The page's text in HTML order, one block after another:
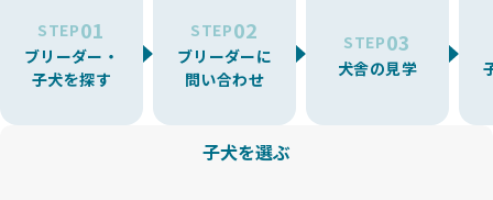
BreederFamiliesでは、アニマルウェルフェアを最優先に考
えた6つの絶対基準と12の総合基準を設定しています。これに
ことを徹底しています。
BreederFamiliesでは、以下の6項目を必須条件とし、これら
たりストレスを抱えたりするリスクが高まります。
「少数の犬種に集中」の詳細はこちら
すが、無計画な交配には健康リスクが伴います。異なる犬種
の特徴を持つことで予測しにくい健康問題が発生する可能性
が高く、診断や治療も複雑化する場合があります。また、ミ
STEP01
ブリーダー・
子犬を探す
STEP02
ブリーダーに
問い合わせ
STEP03
犬舎の見学
子犬を選ぶ